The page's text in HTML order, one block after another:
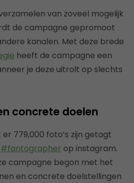
van zoveel mogelijk
de campagne gepromoot
kanalen. Met deze brede
heeft de campagne een
je deze uitrolt op slechts
concrete doelen
779,000 foto’s zijn getagt
#fantographer op instagram.
campagne begon met het
en concrete doelstellingen